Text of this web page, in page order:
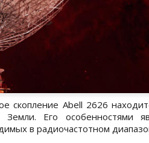
скопление Abell 2626
Его особенностями
в радиочастотном